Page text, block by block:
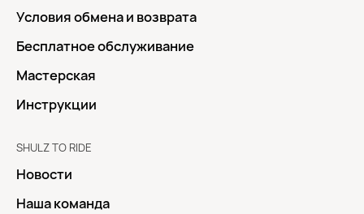
Условия обмена и возврата
Бесплатное обслуживание
Мастерская
Инструкции
SHULZ TO RIDE
Новости
Наша команда